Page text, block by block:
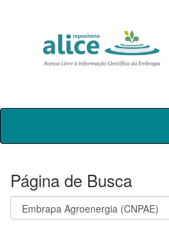
Skip
Página de Busca